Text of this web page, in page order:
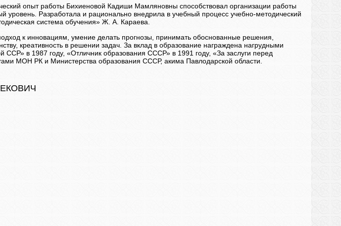
опыт работы Бихиеновой Кадиши Мамляновны способствовал организации работы
уровень. Разработала и рационально внедрила в учебный процесс учебно-методический
система обучения» Ж. А. Караева.
к инновациям, умение делать прогнозы, принимать обоснованные решения,
креативность в решении задач. За вклад в образование награждена нагрудными
ССР» в 1987 году, «Отличник образования СССР» в 1991 году, «За заслуги перед
МОН РК и Министерства образования СССР, акима Павлодарской области.